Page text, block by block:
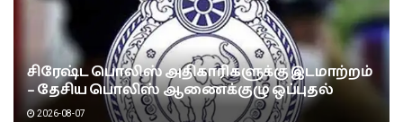
சிரேஷ்ட பொலிஸ் அதிகாரிகளுக்கு இடமாற்றம்
– தேசிய பொலிஸ் ஆணைக்குழு ஒப்புதல்
2026-08-07